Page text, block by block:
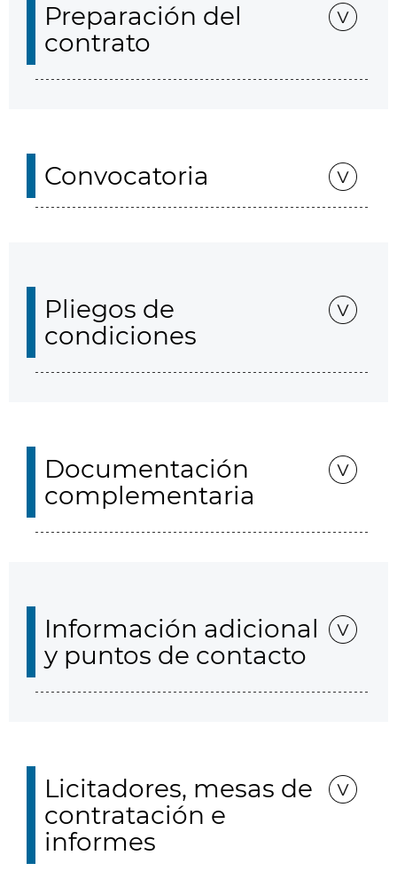
Preparación del
contrato
Convocatoria
Pliegos de
condiciones
Documentación
complementaria
Información adicional
y puntos de contacto
Licitadores, mesas de
contratación e
informes